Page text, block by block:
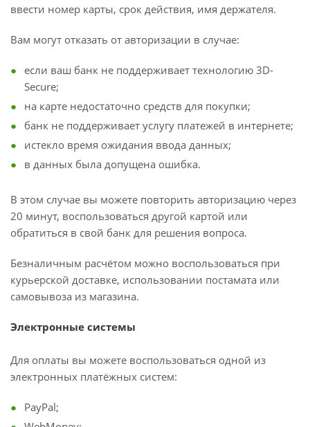
ввести номер карты, срок действия, имя держателя.
Вам могут отказать от авторизации в случае:
если ваш банк не поддерживает технологию 3D-
Secure;
на карте недостаточно средств для покупки;
банк не поддерживает услугу платежей в интернете;
истекло время ожидания ввода данных;
в данных была допущена ошибка.
В этом случае вы можете повторить авторизацию через
20 минут, воспользоваться другой картой или
обратиться в свой банк для решения вопроса.
Безналичным расчётом можно воспользоваться при
курьерской доставке, использовании постамата или
самовывоза из магазина.
Электронные системы
Для оплаты вы можете воспользоваться одной из
электронных платёжных систем:
PayPal;